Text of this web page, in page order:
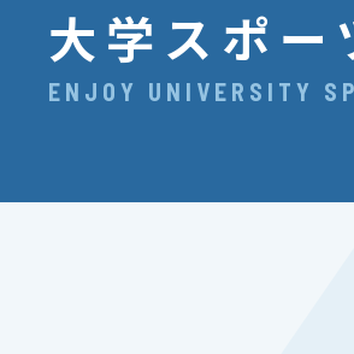
大学スポー
ENJOY UNIVERSITY